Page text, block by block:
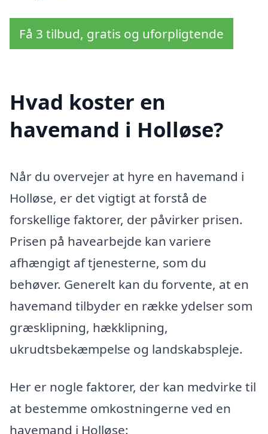
Få 3 tilbud, gratis og uforpligtende
Hvad koster en
havemand i Holløse?
Når du overvejer at hyre en havemand i
Holløse, er det vigtigt at forstå de
forskellige faktorer, der påvirker prisen.
Prisen på havearbejde kan variere
afhængigt af tjenesterne, som du
behøver. Generelt kan du forvente, at en
havemand tilbyder en række ydelser som
græsklipning, hækklipning,
ukrudtsbekæmpelse og landskabspleje.
Her er nogle faktorer, der kan medvirke til
at bestemme omkostningerne ved en
havemand i Holløse: